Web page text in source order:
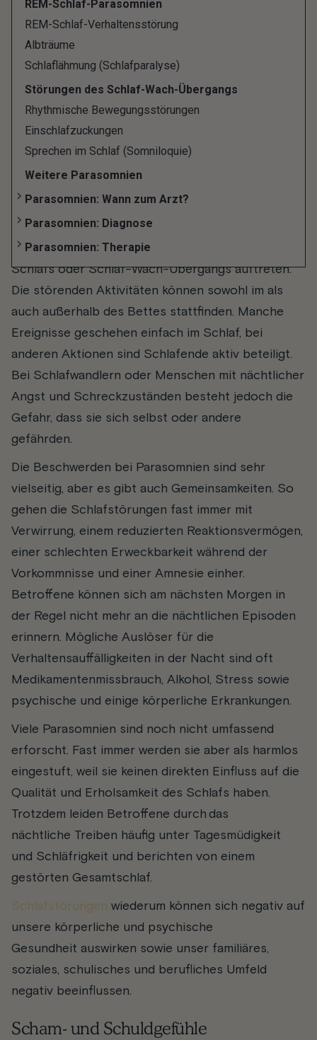
REM-Schlaf-Parasomnien
REM-Schlaf-Verhaltensstörung
Albträume
Schlaflähmung (Schlafparalyse)
Störungen des Schlaf-Wach-Übergangs
Rhythmische Bewegungsstörungen
Einschlafzuckungen
Sprechen im Schlaf (Somniloquie)
Weitere Parasomnien
Parasomnien: Wann zum Arzt?
Parasomnien: Diagnose
Parasomnien: Therapie
Schlafstörungen: zu den Parasomnien. Was genau
wann Du besser einen Arzt aufsuchen solltest,
erfährst Du in unserem Überblick über die große,
bunte Welt der Parasomnien.
Was sind Parasomnien?
Parasomnien sind Schlafstörungen, die alle
gekennzeichnet sind durch abnorme und
unfreiwillige Verhaltensweisen, die während des
Schlafs oder Schlaf-Wach-Übergangs auftreten.
Die störenden Aktivitäten können sowohl im als
auch außerhalb des Bettes stattfinden. Manche
Ereignisse geschehen einfach im Schlaf, bei
anderen Aktionen sind Schlafende aktiv beteiligt.
Bei Schlafwandlern oder Menschen mit nächtlicher
Angst und Schreckzuständen besteht jedoch die
Gefahr, dass sie sich selbst oder andere
gefährden.
Die Beschwerden bei Parasomnien sind sehr
vielseitig, aber es gibt auch Gemeinsamkeiten. So
gehen die Schlafstörungen fast immer mit
Verwirrung, einem reduzierten Reaktionsvermögen,
einer schlechten Erweckbarkeit während der
Vorkommnisse und einer Amnesie einher.
Betroffene können sich am nächsten Morgen in
der Regel nicht mehr an die nächtlichen Episoden
erinnern. Mögliche Auslöser für die
Verhaltensauffälligkeiten in der Nacht sind oft
Medikamentenmissbrauch, Alkohol, Stress sowie
psychische und einige körperliche Erkrankungen.
Viele Parasomnien sind noch nicht umfassend
erforscht. Fast immer werden sie aber als harmlos
eingestuft, weil sie keinen direkten Einfluss auf die
Qualität und Erholsamkeit des Schlafs haben.
Trotzdem leiden Betroffene durch das
nächtliche Treiben häufig unter Tagesmüdigkeit
und Schläfrigkeit und berichten von einem
gestörten Gesamtschlaf.
Schlafstörungenwiederum können sich negativ auf
unsere körperliche und psychische
Gesundheit auswirken sowie unser familiäres,
soziales, schulisches und berufliches Umfeld
negativ beeinflussen.
Scham- und Schuldgefühle